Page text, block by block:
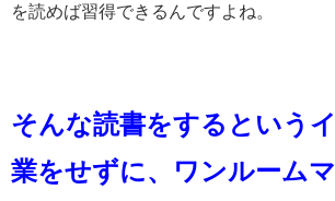
を読めば習得できるんですよね。
そんな読書をするという
業をせずに、ワンルーム